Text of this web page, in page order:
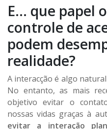
E... que papel
controle de
podem
realidade?
A interacção é algo
No entanto, as mais
objetivo evitar o
nossas vidas graças à
evitar a interação